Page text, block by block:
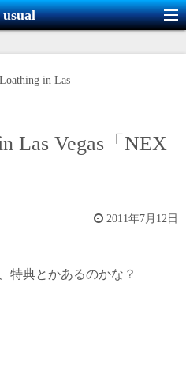
usual
in Las
Las Vegas「NEX
2011年7月12日
特典とかあるのかな？